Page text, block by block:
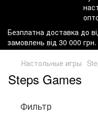
Безплатна доставка до
замовлень від 30 000 грн.
Настольные игры
Steps Games
Фильтр